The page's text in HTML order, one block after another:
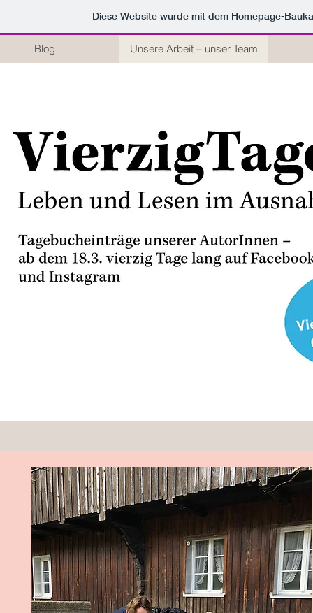
Diese Website wurde mit dem Homepage-
Blog Unsere Arbeit – unser Team